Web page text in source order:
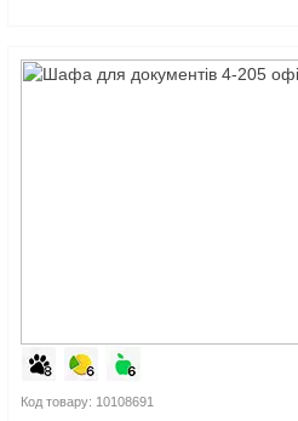
Код товару: 10108691